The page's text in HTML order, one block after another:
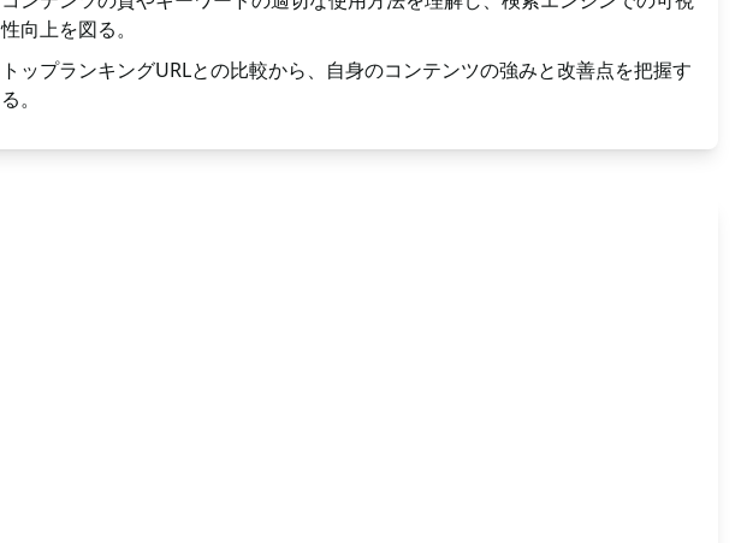
性向上を図る。
トップランキングURLとの比較から、自身のコンテンツの強みと改善点を把握す
る。